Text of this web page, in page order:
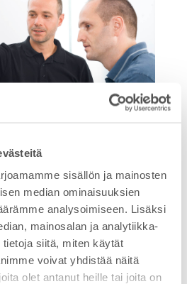
sisällön ja mainosten
median ominaisuuksien
analysoimiseen. Lisäksi
mainosalan ja analytiikka-
siitä, miten käytät
voivat yhdistää näitä
olet antanut heille tai joita on